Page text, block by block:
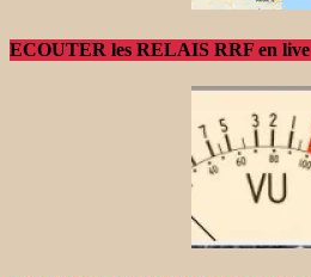
ECOUTER les RELAIS RRF en live